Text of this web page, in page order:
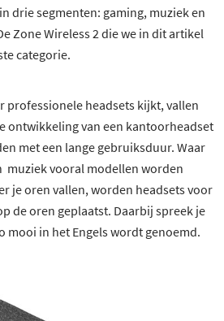
drie segmenten: gaming, muziek en
Zone Wireless 2 die we in dit artikel
categorie.
professionele headsets kijkt, vallen
ontwikkeling van een kantoorheadset
met een lange gebruiksduur. Waar
muziek vooral modellen worden
je oren vallen, worden headsets voor
de oren geplaatst. Daarbij spreek je
mooi in het Engels wordt genoemd.